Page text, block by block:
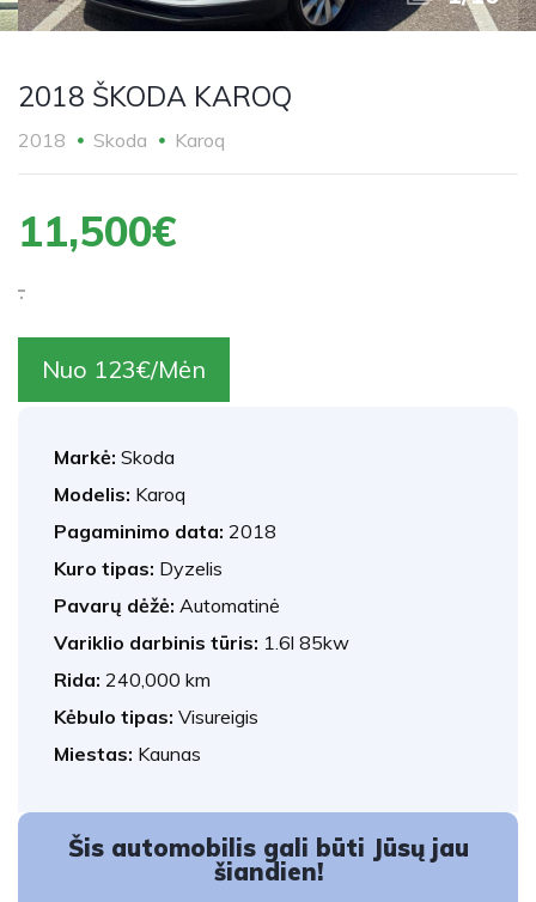
2018 ŠKODA KAROQ
2018 Skoda Karoq
11,500€
.
Nuo 123€/Mėn
Markė: Skoda
Modelis: Karoq
Pagaminimo data: 2018
Kuro tipas: Dyzelis
Pavarų dėžė: Automatinė
Variklio darbinis tūris: 1.6l 85kw
Rida: 240,000 km
Kėbulo tipas: Visureigis
Miestas: Kaunas
Šis automobilis gali būti Jūsų jau
šiandien!